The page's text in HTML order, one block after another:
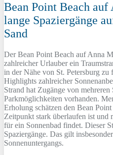
Bean Point Beach
lange Spaziergänge
Sand
Der Bean Point Beach auf Anna
zahlreicher Urlauber ein
in der Nähe von St. Petersburg zu
Highlights zahlreicher
Strand hat Zugänge von mehreren
Parkmöglichkeiten vorhanden.
Erholung schätzen den Bean
Zeitpunkt stark überlaufen ist und
für ein Sonnenbad findet. Dieser
Spaziergänge. Das gilt
Sonnenuntergangs.